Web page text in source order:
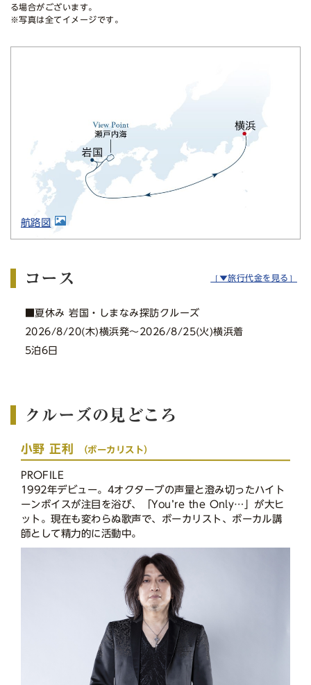
る場合がございます。
※写真は全てイメージです。
航路図
コース ［▼旅行代金を見る］
■夏休み 岩国・しまなみ探訪クルーズ
2026/8/20(木)横浜発〜2026/8/25(火)横浜着
5泊6日
クルーズの見どころ
小野 正利 （ボーカリスト）
PROFILE
1992年デビュー。4オクターブの声量と澄み切ったハイト
ーンボイスが注⽬を浴び、「You’re the Only…」が⼤ヒ
ット。現在も変わらぬ歌声で、ボーカリスト、ボーカル講
師として精力的に活動中。